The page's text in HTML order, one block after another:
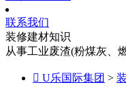
联系我们
装修建材知识
从事工业废渣(粉煤灰、
 U乐国际集团 >